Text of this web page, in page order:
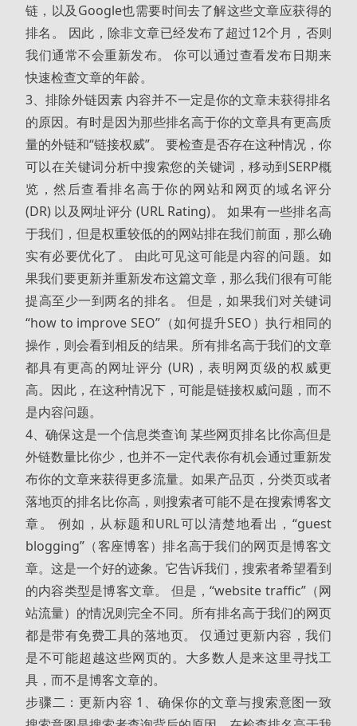
链，以及Google也需要时间去了解这些文章应获得的
排名。 因此，除非文章已经发布了超过12个月，否则
我们通常不会重新发布。 你可以通过查看发布日期来
快速检查文章的年龄。
3、排除外链因素 内容并不一定是你的文章未获得排名
的原因。有时是因为那些排名高于你的文章具有更高质
量的外链和“链接权威”。 要检查是否存在这种情况，你
可以在关键词分析中搜索您的关键词，移动到SERP概
览，然后查看排名高于你的网站和网页的域名评分
(DR) 以及网址评分 (URL Rating)。 如果有一些排名高
于我们，但是权重较低的的网站排在我们前面，那么确
实有必要优化了。 由此可见这可能是内容的问题。如
果我们要更新并重新发布这篇文章，那么我们很有可能
提高至少一到两名的排名。 但是，如果我们对关键词
“how to improve SEO”（如何提升SEO）执行相同的
操作，则会看到相反的结果。所有排名高于我们的文章
都具有更高的网址评分 (UR)，表明网页级的权威更
高。因此，在这种情况下，可能是链接权威问题，而不
是内容问题。
4、确保这是一个信息类查询 某些网页排名比你高但是
外链数量比你少，也并不一定代表你有机会通过重新发
布你的文章来获得更多流量。如果产品页，分类页或者
落地页的排名比你高，则搜索者可能不是在搜索博客文
章。 例如，从标题和URL可以清楚地看出，“guest
blogging”（客座博客）排名高于我们的网页是博客文
章。这是一个好的迹象。它告诉我们，搜索者希望看到
的内容类型是博客文章。 但是，“website traffic”（网
站流量）的情况则完全不同。所有排名高于我们的网页
都是带有免费工具的落地页。 仅通过更新内容，我们
是不可能超越这些网页的。大多数人是来这里寻找工
具，而不是博客文章的。
步骤二：更新内容 1、确保你的文章与搜索意图一致